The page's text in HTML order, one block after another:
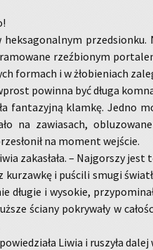
hek­sa­go­nal­nym
rzeź­bio­nym
for­mach i w żło­bie­niach
po­win­na być długa
fan­ta­zyj­ną klam­kę. Jedno
na za­wia­sach,
na mo­ment wej­ście.
za­ka­sła­ła. – Naj­gor­szy jest
ku­rzaw­kę i pu­ści­li smugi
dłu­gie i wy­so­kie,
ścia­ny po­kry­wa­ły w
Liwia i ru­szy­ła dalej